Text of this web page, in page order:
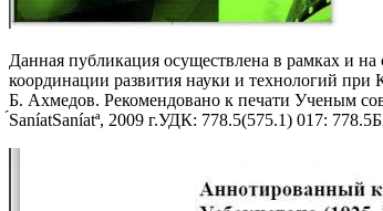
Данная публикация осуществлена в рамках и
координации развития науки и технологий
Б. Ахмедов. Рекомендовано к печати Ученым
́SaníatSaníatª, 2009 г.УДК: 778.5(575.1) 017: